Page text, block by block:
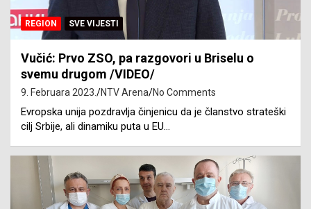
REGION SVE VIJESTI
Vučić: Prvo ZSO, pa razgovori u Briselu o
svemu drugom /VIDEO/
9. Februara 2023. NTV Arena No Comments
Evropska unija pozdravlja činjenicu da je članstvo strateški
cilj Srbije, ali dinamiku puta u EU…